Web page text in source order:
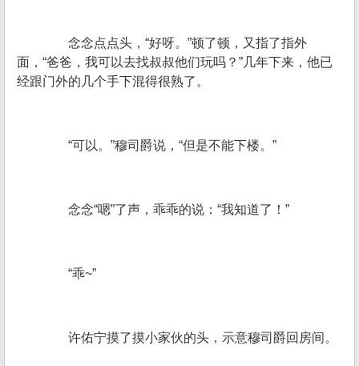
念念点点头，“好呀。”顿了顿，又指了指外
面，“爸爸，我可以去找叔叔他们玩吗？”几年下来，他已
经跟门外的几个手下混得很熟了。
“可以。”穆司爵说，“但是不能下楼。”
念念“嗯”了声，乖乖的说：“我知道了！”
“乖~”
许佑宁摸了摸小家伙的头，示意穆司爵回房间。